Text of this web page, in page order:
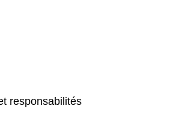
responsabilités